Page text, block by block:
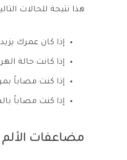
هذا نتيجة للحالات
إذا كان عمرك يزيد عن 50
إذا كانت حالة
إذا كنت مصاباً
إذا كنت مصاباً
مضاعفات